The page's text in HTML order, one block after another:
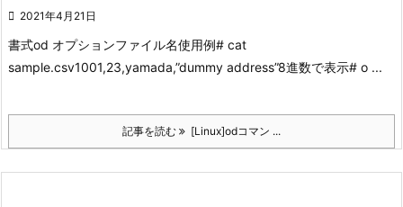
 2021年4月21日
書式od オプションファイル名使用例# cat
sample.csv1001,23,yamada,”dummy address”8進数で表示# o ...
記事を読む [Linux]odコマン ...